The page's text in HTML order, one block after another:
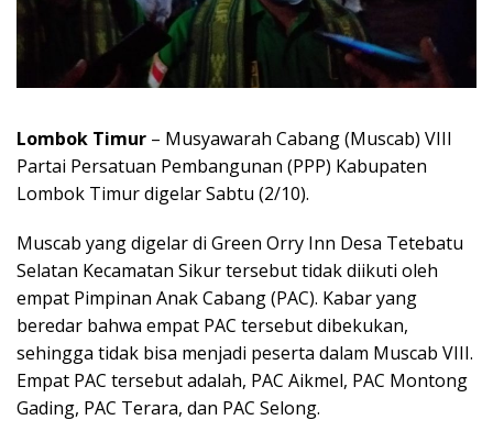
Lombok Timur – Musyawarah Cabang (Muscab) VIII
Partai Persatuan Pembangunan (PPP) Kabupaten
Lombok Timur digelar Sabtu (2/10).
Muscab yang digelar di Green Orry Inn Desa Tetebatu
Selatan Kecamatan Sikur tersebut tidak diikuti oleh
empat Pimpinan Anak Cabang (PAC). Kabar yang
beredar bahwa empat PAC tersebut dibekukan,
sehingga tidak bisa menjadi peserta dalam Muscab VIII.
Empat PAC tersebut adalah, PAC Aikmel, PAC Montong
Gading, PAC Terara, dan PAC Selong.